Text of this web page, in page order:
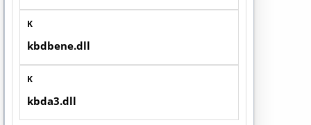
K
kbdbene.dll
K
kbda3.dll